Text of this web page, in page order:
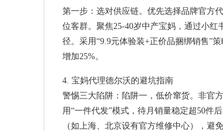
第一步：选对供应链。优先选择品牌官方
位客群。聚焦25-40岁中产宝妈，通过小红
径。采用“9.9元体验装+正价品捆绑销售”
增加25%。
4. 宝妈代理德尔沃的避坑指南
警惕三大陷阱：陷阱一，低价窜货。非官
用“一件代发”模式，待月销量稳定超50件
（如上海、北京设有官方维修中心），避